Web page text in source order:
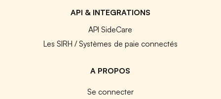
API & INTEGRATIONS
API SideCare
Les SIRH / Systèmes de paie connectés
A PROPOS
Se connecter